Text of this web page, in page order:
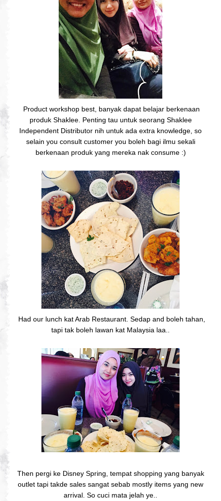
Product workshop best, banyak dapat belajar berkenaan
produk Shaklee. Penting tau untuk seorang Shaklee
Independent Distributor nih untuk ada extra knowledge, so
selain you consult customer you boleh bagi ilmu sekali
berkenaan produk yang mereka nak consume :)
Had our lunch kat Arab Restaurant. Sedap and boleh tahan,
tapi tak boleh lawan kat Malaysia laa..
Then pergi ke Disney Spring, tempat shopping yang banyak
outlet tapi takde sales sangat sebab mostly items yang new
arrival. So cuci mata jelah ye..